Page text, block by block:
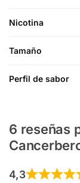
Nicotina
Tamaño
Perfil de sabor
6 reseñas
4,3